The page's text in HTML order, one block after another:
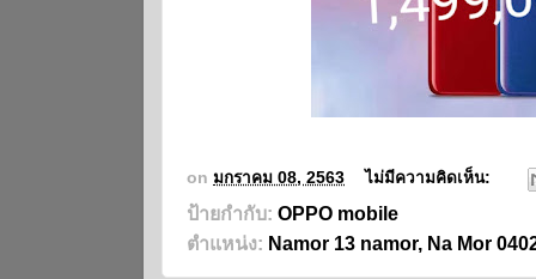
on มกราคม 08, 2563 ไม่มีความคิดเห็น:
ป้ายกำกับ: OPPO mobile
ตำแหน่ง: Namor 13 namor, Na Mor